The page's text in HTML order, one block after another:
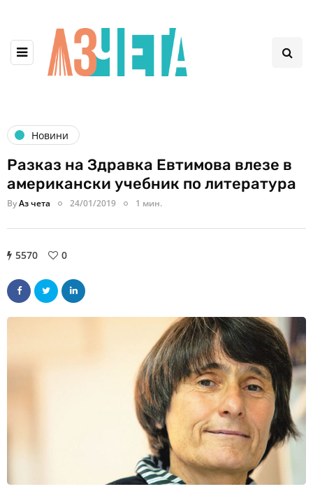
Новини
Разказ на Здравка Евтимова влезе в
американски учебник по литература
ByАз чета 24/01/2019 1 мин.
5570 0